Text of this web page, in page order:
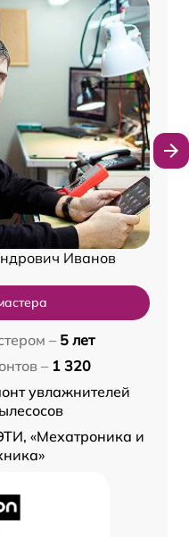
Иванов
– 5 лет
– 1 320
увлажнителей
«Мехатроника и